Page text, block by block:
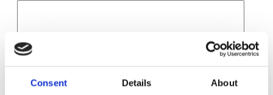
Consent Details About